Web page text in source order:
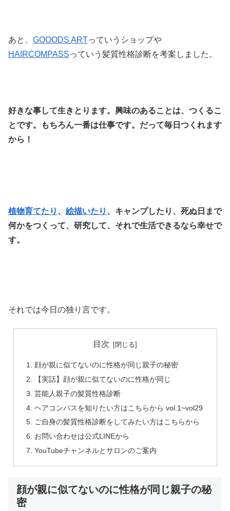
あと、 GOOODS ARTっていうショップや
HAIRCOMPASSっていう髪質性格診断を考案しました。
好きな事して生きとります。興味のあることは、つくるこ
とです。もちろん一番は仕事です。だって毎日つくれます
から！
植物育てたり 、 絵描いたり 、キャンプしたり、死ぬ日まで
何かをつくって、研究して、それで生活できるなら幸せで
す。
それでは今日の独り言です。
目次
顔が親に似てないのに性格が同じ親子の秘密
【実話】顔が親に似てないのに性格が同じ
芸能人親子の髪質性格診断
ヘアコンパスを知りたい方はこちらから vol.1~vol29
ご自身の髪質性格診断をしてみたい方はこちらから
お問い合わせは公式LINEから
YouTubeチャンネルとサロンのご案内
顔が親に似てないのに性格が同じ親子の秘
密